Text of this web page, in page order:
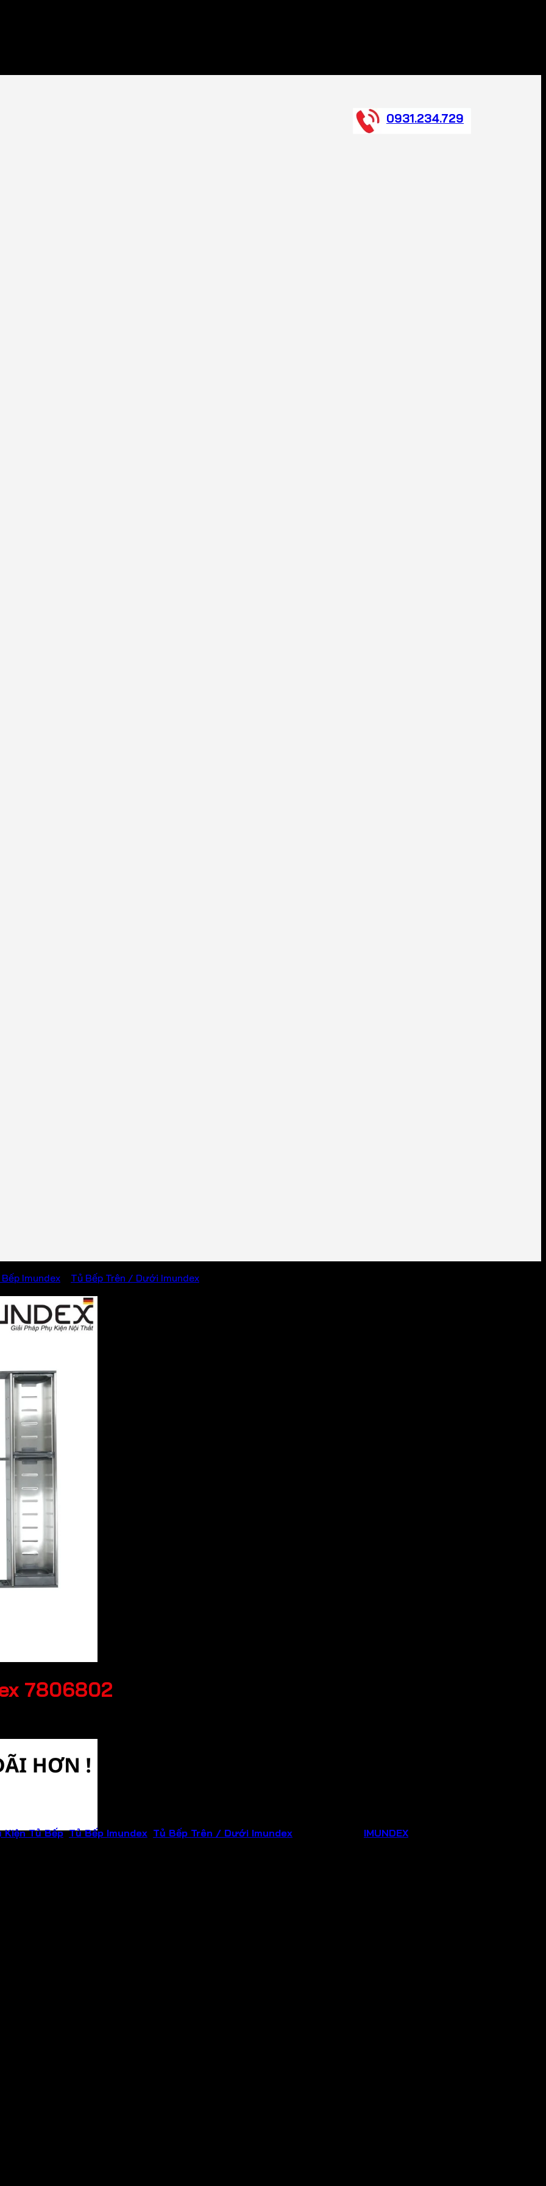
0931.234.729
Imundex
Tủ Bếp Trên / Dưới Imundex
7806802
Kiện Tủ Bếp,Tủ Bếp Imundex Tủ Bếp Trên / Dưới Imundex IMUNDEX